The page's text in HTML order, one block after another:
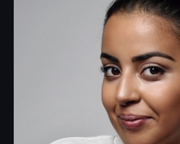
jefe de cocina, ya que ser chef
grandes pasiones.